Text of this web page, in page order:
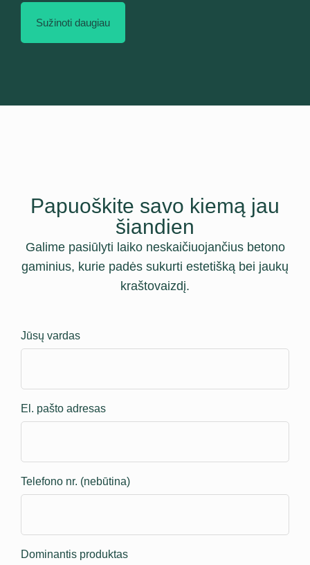
Sužinoti daugiau
Papuoškite savo kiemą jau
šiandien
Galime pasiūlyti laiko neskaičiuojančius betono
gaminius, kurie padės sukurti estetišką bei jaukų
kraštovaizdį.
Jūsų vardas
El. pašto adresas
Telefono nr. (nebūtina)
Dominantis produktas